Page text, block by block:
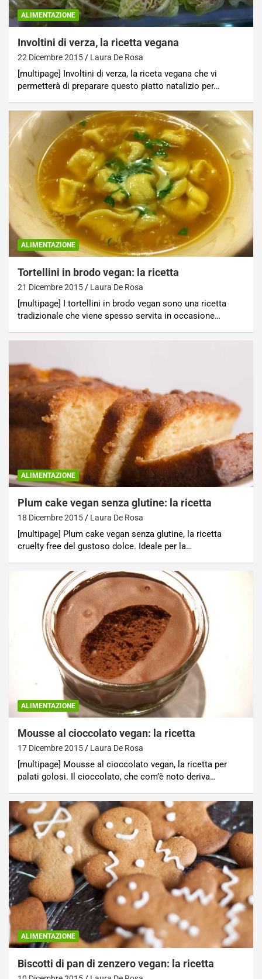
ALIMENTAZIONE
Involtini di verza, la ricetta vegana
22 Dicembre 2015 Laura De Rosa
[multipage] Involtini di verza, la riceta vegana che vi
permetterà di preparare questo piatto natalizio per…
ALIMENTAZIONE
Tortellini in brodo vegan: la ricetta
21 Dicembre 2015 Laura De Rosa
[multipage] I tortellini in brodo vegan sono una ricetta
tradizionale che viene spesso servita in occasione…
ALIMENTAZIONE
Plum cake vegan senza glutine: la ricetta
18 Dicembre 2015 Laura De Rosa
[multipage] Plum cake vegan senza glutine, la ricetta
cruelty free del gustoso dolce. Ideale per la…
ALIMENTAZIONE
Mousse al cioccolato vegan: la ricetta
17 Dicembre 2015 Laura De Rosa
[multipage] Mousse al cioccolato vegan, la ricetta per
palati golosi. Il cioccolato, che com’è noto deriva…
ALIMENTAZIONE
Biscotti di pan di zenzero vegan: la ricetta